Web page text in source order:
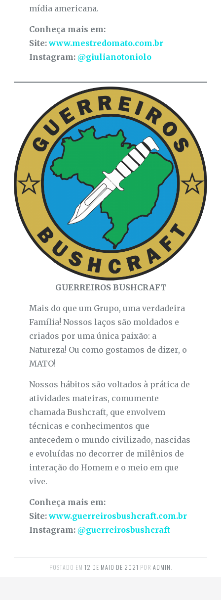
mídia americana.
Conheça mais em:
Site:www.mestredomato.com.br
Instagram:@giulianotoniolo
GUERREIROS BUSHCRAFT
Mais do que um Grupo, uma verdadeira
Família! Nossos laços são moldados e
criados por uma única paixão: a
Natureza! Ou como gostamos de dizer, o
MATO!
Nossos hábitos são voltados à prática de
atividades mateiras, comumente
chamada Bushcraft, que envolvem
técnicas e conhecimentos que
antecedem o mundo civilizado, nascidas
e evoluídas no decorrer de milênios de
interação do Homem e o meio em que
vive.
Conheça mais em:
Site:www.guerreirosbushcraft.com.br
Instagram:@guerreirosbushcraft
POSTADO EM 12 DE MAIO DE 2021 POR ADMIN